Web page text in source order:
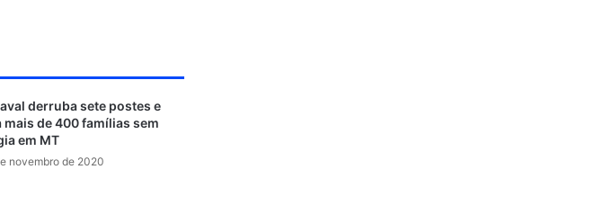
derruba sete postes e
mais de 400 famílias sem
em MT
novembro de 2020